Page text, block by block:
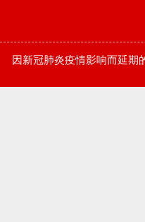
因新冠肺炎疫情影响而延期